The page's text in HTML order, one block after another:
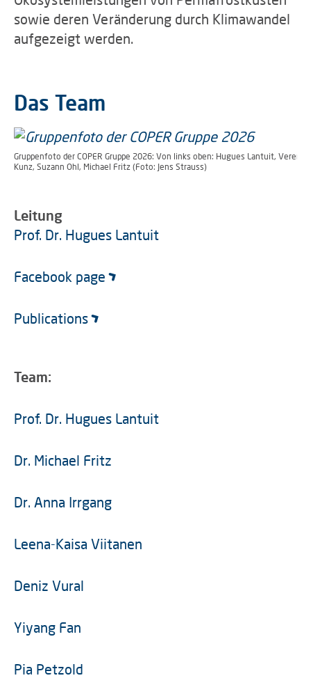
sowie deren Veränderung durch Klimawandel
aufgezeigt werden.
Das Team
Gruppenfoto der COPER Gruppe 2026: Von links oben: Hugues Lantuit,
Kunz, Suzann Ohl, Michael Fritz (Foto: Jens Strauss)
Leitung
Prof. Dr. Hugues Lantuit
Facebook page
Publications
Team:
Prof. Dr. Hugues Lantuit
Dr. Michael Fritz
Dr. Anna Irrgang
Leena-Kaisa Viitanen
Deniz Vural
Yiyang Fan
Pia Petzold